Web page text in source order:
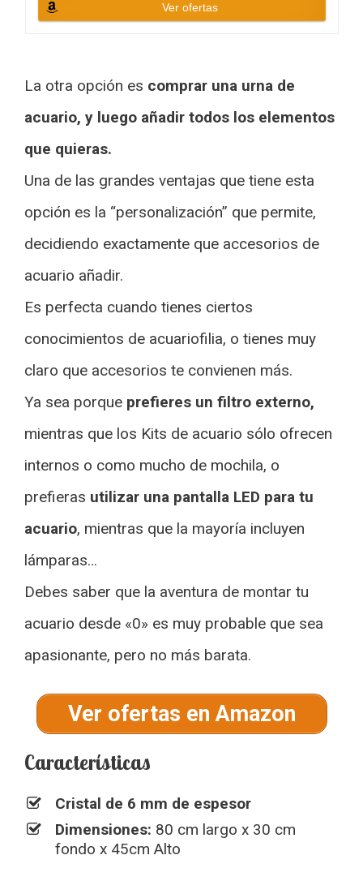
Ver ofertas
La otra opción es comprar una urna de
acuario, y luego añadir todos los elementos
que quieras.
Una de las grandes ventajas que tiene esta
opción es la “personalización” que permite,
decidiendo exactamente que accesorios de
acuario añadir.
Es perfecta cuando tienes ciertos
conocimientos de acuariofilia, o tienes muy
claro que accesorios te convienen más.
Ya sea porque prefieres un filtro externo,
mientras que los Kits de acuario sólo ofrecen
internos o como mucho de mochila, o
prefieras utilizar una pantalla LED para tu
acuario, mientras que la mayoría incluyen
lámparas…
Debes saber que la aventura de montar tu
acuario desde «0» es muy probable que sea
apasionante, pero no más barata.
Ver ofertas en Amazon
Características
Cristal de 6 mm de espesor
Dimensiones: 80 cm largo x 30 cm
fondo x 45cm Alto